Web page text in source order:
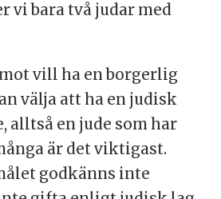
vi bara två judar med
vill ha en borgerlig
välja att ha en judisk
alltså en jude som har
är det viktigast.
godkänns inte